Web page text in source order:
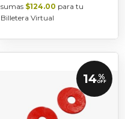
sumas $124.00 para tu
Billetera Virtual
14 %
OFF